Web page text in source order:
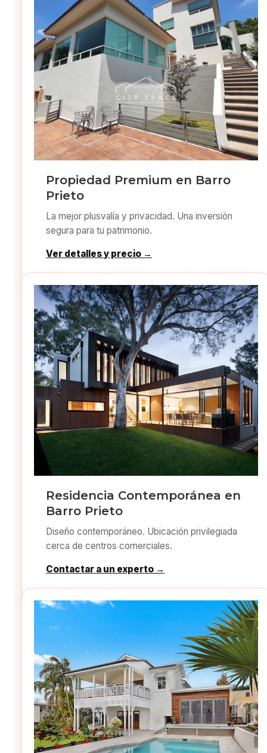
Propiedad Premium en Barro
Prieto
La mejor plusvalía y privacidad. Una inversión
segura para tu patrimonio.
Ver detalles y precio →
Residencia Contemporánea en
Barro Prieto
Diseño contemporáneo. Ubicación privilegiada
cerca de centros comerciales.
Contactar a un experto →